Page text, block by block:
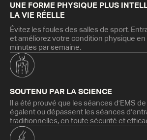
UNE FORME PHYSIQUE PLUS
LA VIE RÉELLE
Évitez les foules des salles de sport.
et améliorez votre condition physique
minutes par semaine.
SOUTENU PAR LA SCIENCE
Il a été prouvé que les séances d'EMS
égalent ou dépassent les séances
traditionnelles, en toute sécurité et